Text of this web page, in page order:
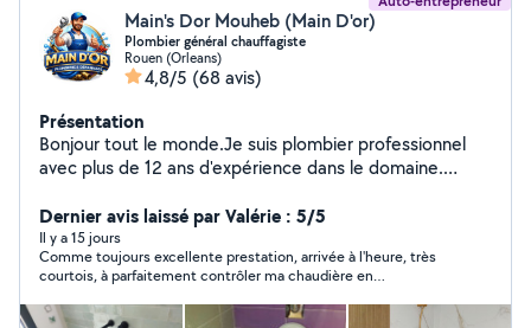
Main's Dor Mouheb (Main D'or)
Plombier général chauffagiste
Rouen (Orleans)
4,8/5 (68 avis)
Présentation
Bonjour tout le monde.Je suis plombier professionnel
avec plus de 12 ans d'expérience dans le domaine.
plomberie, chauffage, débouchage, installation et
réparation sanitaire on est à vos service n'hésitez pas à
me contacter bienvenue tout le monde. Et merci pour
vos visites
Dernier avis laissé par Valérie : 5/5
Il y a 15 jours
Comme toujours excellente prestation, arrivée à l'heure, très
courtois, à parfaitement contrôler ma chaudière en
correct pour un déplacement et un diagnostic. Pas de